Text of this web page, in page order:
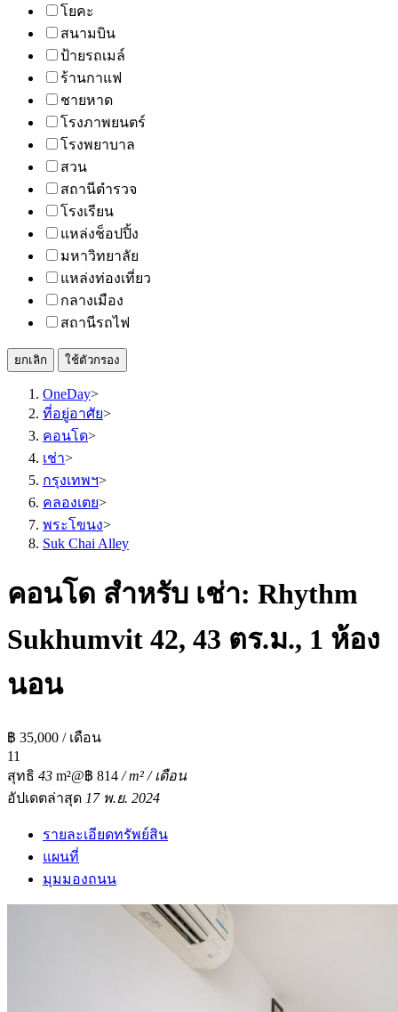
โยคะ
สนามบิน
ป้ายรถเมล์
ร้านกาแฟ
ชายหาด
โรงภาพยนตร์
โรงพยาบาล
สวน
สถานีตำรวจ
โรงเรียน
แหล่งช็อปปิ้ง
มหาวิทยาลัย
แหล่งท่องเที่ยว
กลางเมือง
สถานีรถไฟ
ยกเลิก ใช้ตัวกรอง
OneDay>
ที่อยู่อาศัย>
คอนโด>
เช่า>
กรุงเทพฯ>
คลองเตย>
พระโขนง>
Suk Chai Alley
คอนโด สำหรับ เช่า: Rhythm
Sukhumvit 42, 43 ตร.ม., 1 ห้อง
นอน
฿ 35,000 / เดือน
11
สุทธิ 43 m²@฿ 814 / m² / เดือน
อัปเดตล่าสุด 17 พ.ย. 2024
รายละเอียดทรัพย์สิน
แผนที่
มุมมองถนน